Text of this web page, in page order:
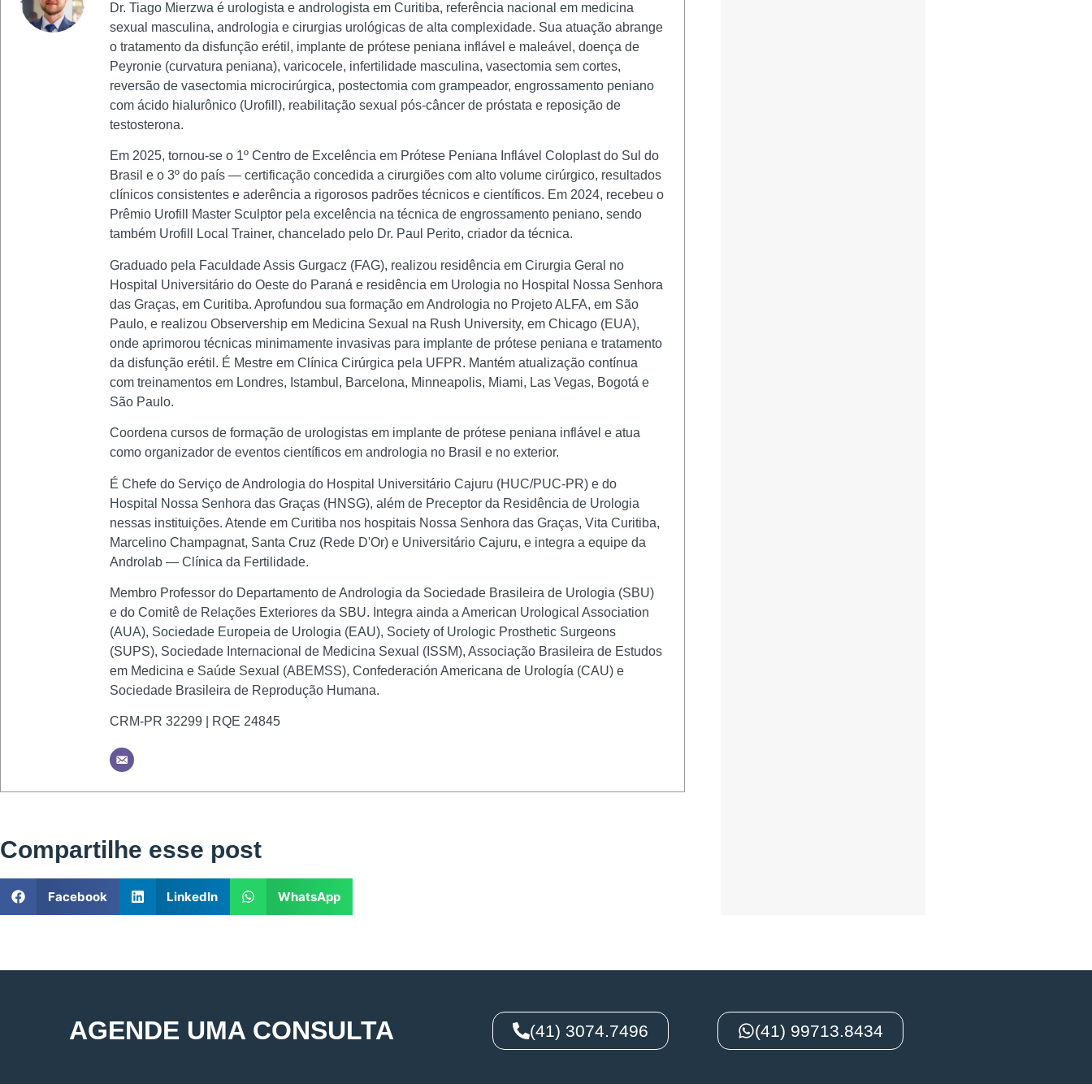
Dr. Tiago Mierzwa é urologista e andrologista em Curitiba, referência nacional em medicina
sexual masculina, andrologia e cirurgias urológicas de alta complexidade. Sua atuação abrange
o tratamento da disfunção erétil, implante de prótese peniana inflável e maleável, doença de
Peyronie (curvatura peniana), varicocele, infertilidade masculina, vasectomia sem cortes,
reversão de vasectomia microcirúrgica, postectomia com grampeador, engrossamento peniano
com ácido hialurônico (Urofill), reabilitação sexual pós-câncer de próstata e reposição de
testosterona.
Em 2025, tornou-se o 1º Centro de Excelência em Prótese Peniana Inflável Coloplast do Sul do
Brasil e o 3º do país — certificação concedida a cirurgiões com alto volume cirúrgico, resultados
clínicos consistentes e aderência a rigorosos padrões técnicos e científicos. Em 2024, recebeu o
Prêmio Urofill Master Sculptor pela excelência na técnica de engrossamento peniano, sendo
também Urofill Local Trainer, chancelado pelo Dr. Paul Perito, criador da técnica.
Graduado pela Faculdade Assis Gurgacz (FAG), realizou residência em Cirurgia Geral no
Hospital Universitário do Oeste do Paraná e residência em Urologia no Hospital Nossa Senhora
das Graças, em Curitiba. Aprofundou sua formação em Andrologia no Projeto ALFA, em São
Paulo, e realizou Observership em Medicina Sexual na Rush University, em Chicago (EUA),
onde aprimorou técnicas minimamente invasivas para implante de prótese peniana e tratamento
da disfunção erétil. É Mestre em Clínica Cirúrgica pela UFPR. Mantém atualização contínua
com treinamentos em Londres, Istambul, Barcelona, Minneapolis, Miami, Las Vegas, Bogotá e
São Paulo.
Coordena cursos de formação de urologistas em implante de prótese peniana inflável e atua
como organizador de eventos científicos em andrologia no Brasil e no exterior.
É Chefe do Serviço de Andrologia do Hospital Universitário Cajuru (HUC/PUC-PR) e do
Hospital Nossa Senhora das Graças (HNSG), além de Preceptor da Residência de Urologia
nessas instituições. Atende em Curitiba nos hospitais Nossa Senhora das Graças, Vita Curitiba,
Marcelino Champagnat, Santa Cruz (Rede D'Or) e Universitário Cajuru, e integra a equipe da
Androlab — Clínica da Fertilidade.
Membro Professor do Departamento de Andrologia da Sociedade Brasileira de Urologia (SBU)
e do Comitê de Relações Exteriores da SBU. Integra ainda a American Urological Association
(AUA), Sociedade Europeia de Urologia (EAU), Society of Urologic Prosthetic Surgeons
(SUPS), Sociedade Internacional de Medicina Sexual (ISSM), Associação Brasileira de Estudos
em Medicina e Saúde Sexual (ABEMSS), Confederación Americana de Urología (CAU) e
Sociedade Brasileira de Reprodução Humana.
CRM-PR 32299 | RQE 24845
Compartilhe esse post
Facebook LinkedIn WhatsApp
AGENDE UMA CONSULTA (41) 3074.7496 (41) 99713.8434